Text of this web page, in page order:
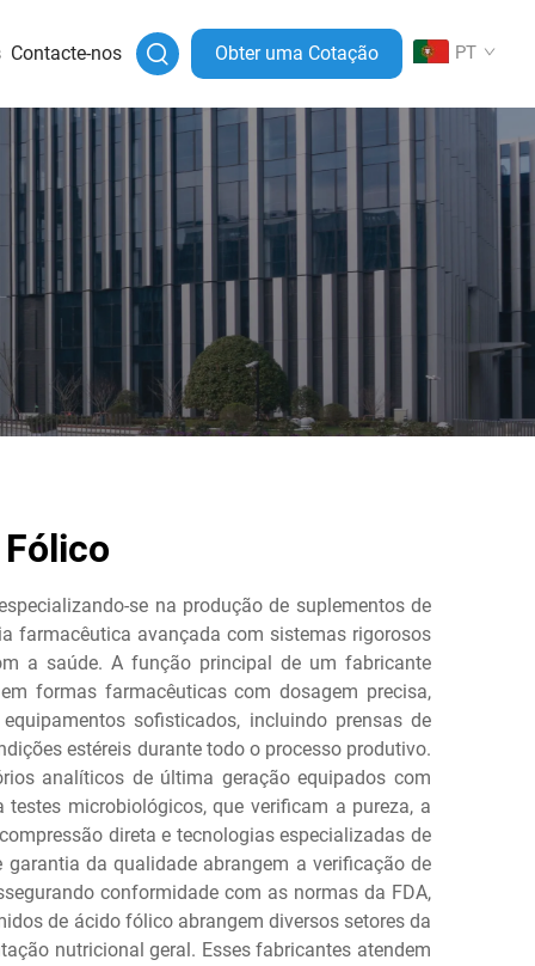
Contacte-nos Obter uma Cotação PT
se na produção de suplementos de
farmacêutica avançada com sistemas rigorosos
a saúde. A função principal de um fabricante
formas farmacêuticas com dosagem precisa,
sofisticados, incluindo prensas de
estéreis durante todo o processo produtivo.
analíticos de última geração equipados com
microbiológicos, que verificam a pureza, a
direta e tecnologias especializadas de
da qualidade abrangem a verificação de
conformidade com as normas da FDA,
de ácido fólico abrangem diversos setores da
nutricional geral. Esses fabricantes atendem